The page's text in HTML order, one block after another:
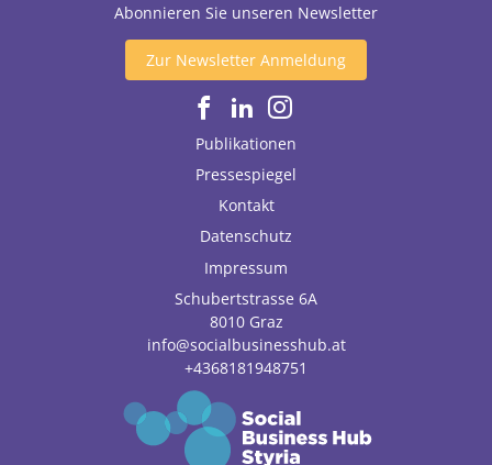
Abonnieren Sie unseren Newsletter
Zur Newsletter Anmeldung
Publikationen
Pressespiegel
Kontakt
Datenschutz
Impressum
Schubertstrasse 6A
8010 Graz
info@socialbusinesshub.at
+4368181948751